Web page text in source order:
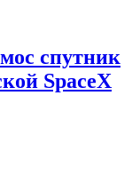
спутник
SpaceX